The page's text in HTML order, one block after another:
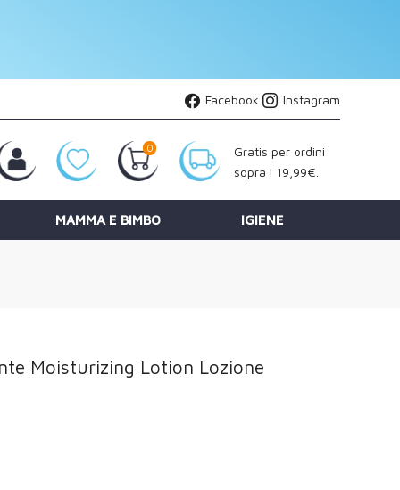
Facebook Instagram
0
Gratis per ordini
sopra i 19,99€.
MAMMA E BIMBO IGIENE
Moisturizing Lotion Lozione